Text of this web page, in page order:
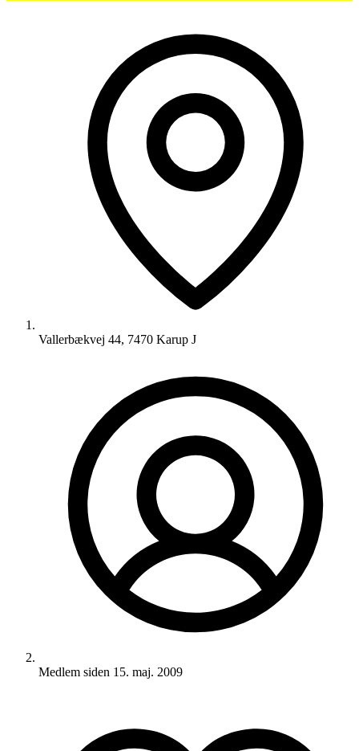
Vallerbækvej 44, 7470 Karup J
Medlem siden 15. maj. 2009